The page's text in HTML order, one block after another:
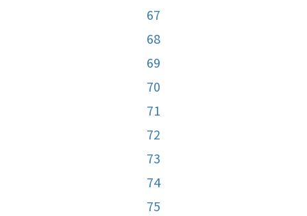
67
68
69
70
71
72
73
74
75